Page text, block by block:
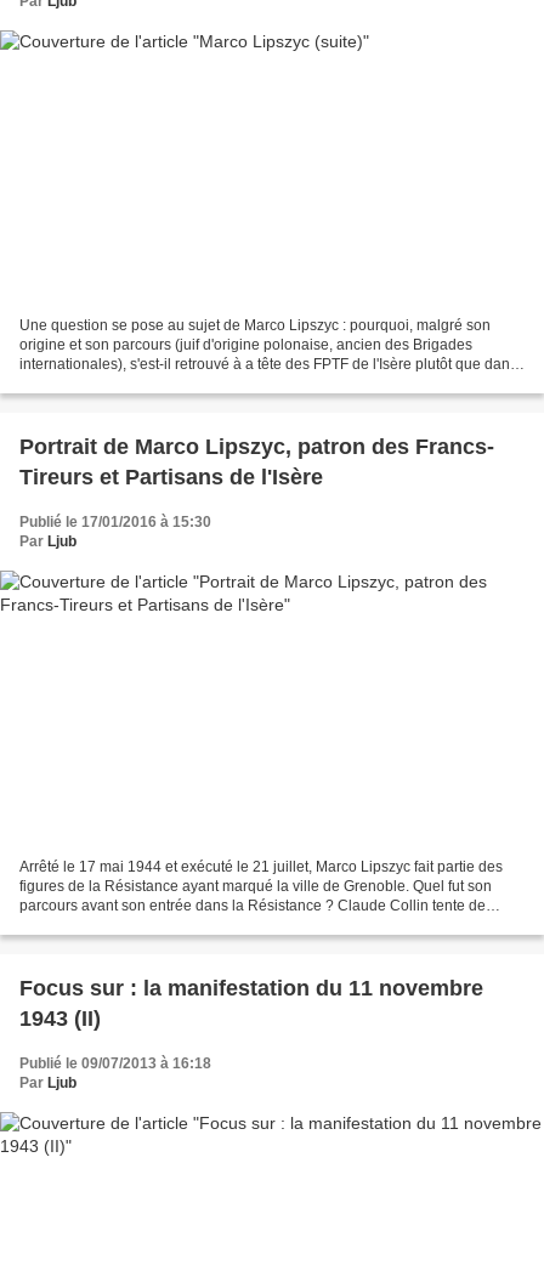
Une question se pose au sujet de Marco Lipszyc : pourquoi, malgré son
origine et son parcours (juif d'origine polonaise, ancien des Brigades
internationales), s'est-il retrouvé à a tête des FPTF de l'Isère plutôt que dans
Portrait de Marco Lipszyc, patron des Francs-
Tireurs et Partisans de l'Isère
Publié le 17/01/2016 à 15:30
Par Ljub
Arrêté le 17 mai 1944 et exécuté le 21 juillet, Marco Lipszyc fait partie des
figures de la Résistance ayant marqué la ville de Grenoble. Quel fut son
parcours avant son entrée dans la Résistance ? Claude Collin tente de
Focus sur : la manifestation du 11 novembre
1943 (II)
Publié le 09/07/2013 à 16:18
Par Ljub